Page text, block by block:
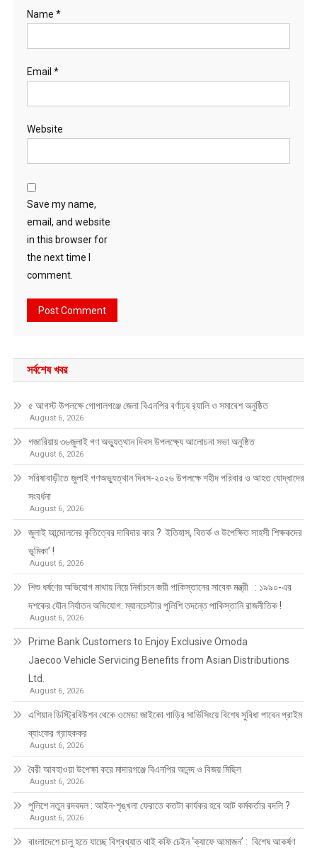
Name *
Email *
Website
Save my name,
email, and website
in this browser for
the next time I
comment.
সর্বশেষ খবর
৫ আগস্ট উপলক্ষে গোপালগঞ্জে জেলা বিএনপির বর্ণাঢ্য র‍্যালি ও সমাবেশ অনুষ্ঠিত
August 6, 2026
গজারিয়ায় ৩৬জুলাই গণ অভ্যুত্থান দিবস উপলক্ষ্যে আলোচনা সভা অনুষ্ঠিত
August 6, 2026
সরিষাবাড়ীতে জুলাই গণঅভ্যুত্থান দিবস-২০২৬ উপলক্ষে শহীদ পরিবার ও আহত যোদ্ধাদের
সংবর্ধনা
August 6, 2026
জুলাই আন্দোলনের কৃতিত্বের দাবিদার কার ? ইতিহাস, বিতর্ক ও উপেক্ষিত সাহসী শিক্ষকদের
ভূমিকা’ !
August 6, 2026
শিশু ধর্ষণের অভিযোগ মাথায় নিয়ে নির্বাচনে জয়ী পাকিস্তানের সাবেক মন্ত্রী : ১৯৯০-এর
দশকের যৌন নির্যাতন অভিযোগ: ম্যানচেস্টার পুলিশি তদন্তে পাকিস্তানি রাজনীতিক !
August 6, 2026
Prime Bank Customers to Enjoy Exclusive Omoda
Jaecoo Vehicle Servicing Benefits from Asian Distributions
Ltd.
August 6, 2026
এশিয়ান ডিস্ট্রিবিউশন থেকে ওমেডা জাইকো গাড়ির সার্ভিসিংয়ে বিশেষ সুবিধা পাবেন প্রাইম
ব্যাংকের গ্রাহককর
August 6, 2026
বৈরী আবহাওয়া উপেক্ষা করে মাদারগঞ্জে বিএনপির আনন্দ ও বিজয় মিছিল
August 6, 2026
পুলিশে নতুন রদবদল : আইন-শৃঙ্খলা ফেরাতে কতটা কার্যকর হবে আট কর্মকর্তার বদলি ?
August 6, 2026
​​বাংলাদেশে চালু হতে যাচ্ছে বিশ্বখ্যাত থাই কফি চেইন ‘ক্যাফে আমাজন’ : বিশেষ আকর্ষণ